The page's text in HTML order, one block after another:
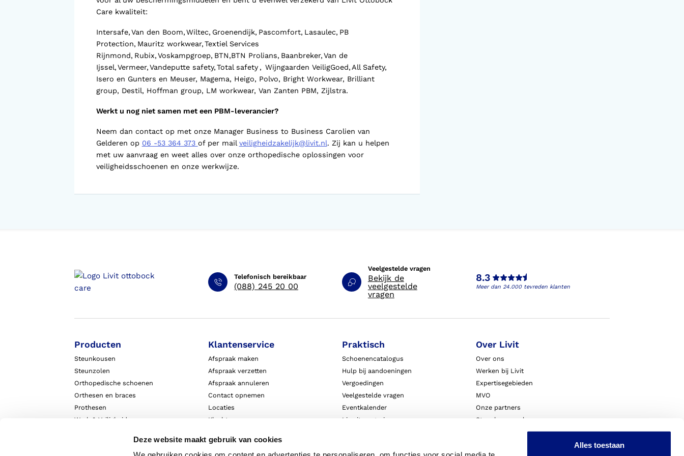
Deze website maakt gebruik van cookies
Alles toestaan
schoenen (VLOS)
Care kwaliteit:
Intersafe, Van den Boom, Wiltec, Groenendijk, Pascomfort, Lasaulec, PB
Protection, Mauritz workwear, Textiel Services
Rijnmond, Rubix, Voskampgroep, BTN,BTN Prolians, Baanbreker, Van de
Ijssel, Vermeer, Vandeputte safety, Total safety , Wijngaarden VeiligGoed, All Safety,
Isero en Gunters en Meuser, Magema, Heigo, Polvo, Bright Workwear, Brilliant
group, Destil, Hoffman group, LM workwear, Van Zanten PBM, Zijlstra.
Werkt u nog niet samen met een PBM-leverancier?
Neem dan contact op met onze Manager Business to Business Carolien van
Gelderen op 06 -53 364 373 of per mailveiligheidzakelijk@livit.nl. Zij kan u helpen
met uw aanvraag en weet alles over onze orthopedische oplossingen voor
veiligheidsschoenen en onze werkwijze.
Telefonisch bereikbaar
(088) 245 20 00
Veelgestelde vragen
Bekijk de
veelgestelde
vragen
8.3
Meer dan 24.000 tevreden klanten
Producten
Steunkousen
Steunzolen
Orthopedische schoenen
Orthesen en braces
Prothesen
Werk & Veiligheid
Klantenservice
Afspraak maken
Afspraak verzetten
Afspraak annuleren
Contact opnemen
Locaties
Klachten
Praktisch
Schoenencatalogus
Hulp bij aandoeningen
Vergoedingen
Veelgestelde vragen
Eventkalender
Live it magazine
Over Livit
Over ons
Werken bij Livit
Expertisegebieden
MVO
Onze partners
Steunkousen.nl
Blessurewijzer.nl